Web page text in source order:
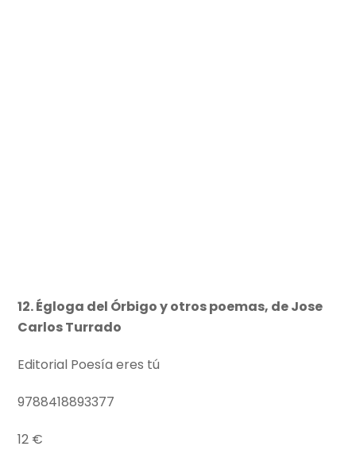
12. Égloga del Órbigo y otros poemas, de Jose
Carlos Turrado
Editorial Poesía eres tú
9788418893377
12 €